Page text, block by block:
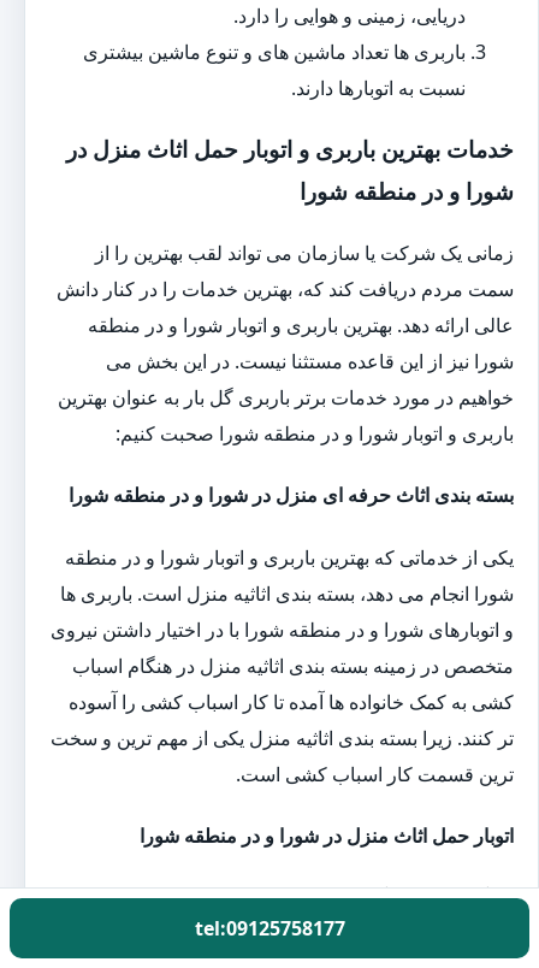
دریایی، زمینی و هوایی را دارد.
باربری ها تعداد ماشین های و تنوع ماشین بیشتری
نسبت به اتوبارها دارند.
خدمات بهترین باربری و اتوبار حمل اثاث منزل در
شورا و در منطقه شورا
زمانی یک شرکت یا سازمان می تواند لقب بهترین را از
سمت مردم دریافت کند که، بهترین خدمات را در کنار دانش
عالی ارائه دهد. بهترین باربری و اتوبار شورا و در منطقه
شورا نیز از این قاعده مستثنا نیست. در این بخش می
خواهیم در مورد خدمات برتر باربری گل بار به عنوان بهترین
باربری و اتوبار شورا و در منطقه شورا صحبت کنیم:
بسته بندی اثاث حرفه ای منزل در شورا و در منطقه شورا
یکی از خدماتی که بهترین باربری و اتوبار شورا و در منطقه
شورا انجام می دهد، بسته بندی اثاثیه منزل است. باربری ها
و اتوبارهای شورا و در منطقه شورا با در اختیار داشتن نیروی
متخصص در زمینه بسته بندی اثاثیه منزل در هنگام اسباب
کشی به کمک خانواده ها آمده تا کار اسباب کشی را آسوده
تر کنند. زیرا بسته بندی اثاثیه منزل یکی از مهم ترین و سخت
ترین قسمت کار اسباب کشی است.
اتوبار حمل اثاث منزل در شورا و در منطقه شورا
کارگران باربری گل بار با در اختیار داشتن بهترین و به
روزترین تجهیزات بسته بندی اثاثیه منزل یک روز قبل از
tel:09125758177